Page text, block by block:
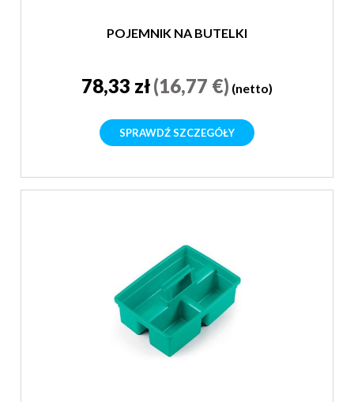
POJEMNIK NA BUTELKI
78,33 zł(16,77 €) (netto)
SPRAWDŹ SZCZEGÓŁY